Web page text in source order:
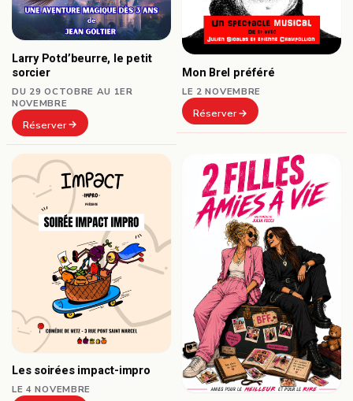
Larry Potd’beurre, le petit
sorcier
DU 29 OCTOBRE AU 1ER
NOVEMBRE
Réserver
Mon Brel préféré
LE 2 NOVEMBRE
Réserver
Les soirées impact-impro
LE 4 NOVEMBRE